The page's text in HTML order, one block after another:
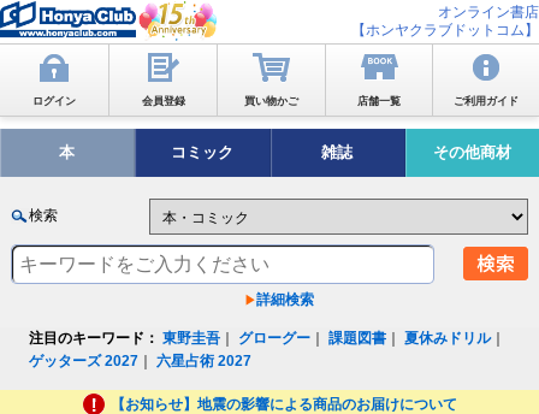
オンライン書店
【ホンヤクラブドットコム】
ログイン 会員登録 買い物かご 店舗一覧 ご利用ガイド
本 コミック 雑誌 その他商材
検索
詳細検索
注目のキーワード： 東野圭吾 グローグー ｜課題図書 ｜夏休みドリル｜
ゲッターズ 2027 ｜六星占術 2027
【お知らせ】地震の影響による商品のお届けについて